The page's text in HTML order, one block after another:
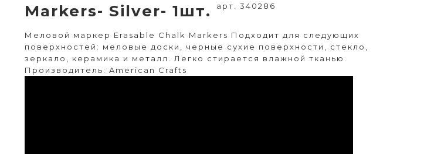
Markers- Silver- 1шт.
арт. 340286
Меловой маркер Erasable Chalk Markers Подходит для следующих
поверхностей: меловые доски, черные сухие поверхности, стекло,
зеркало, керамика и металл. Легко стирается влажной тканью.
Производитель: American Crafts